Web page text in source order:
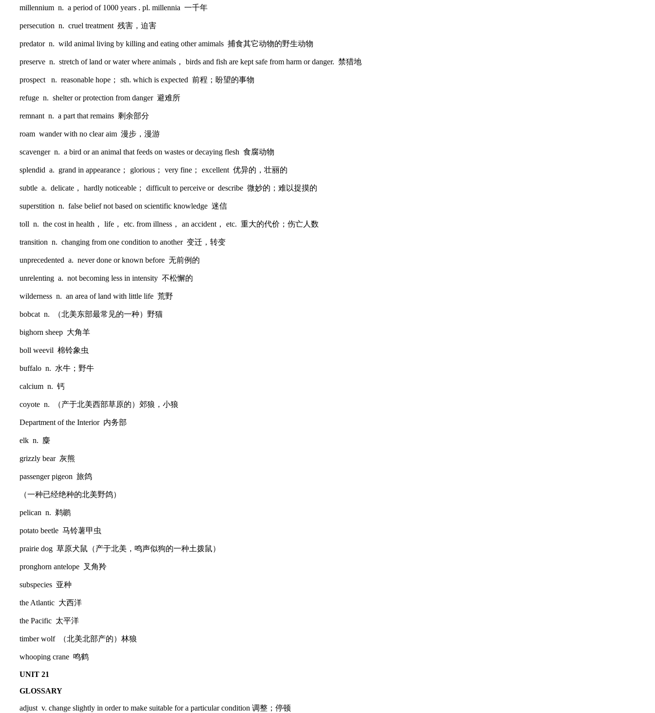
millennium n. a period of 1000 years . pl. millennia 一千年
persecution n. cruel treatment 残害，迫害
predator n. wild animal living by killing and eating other amimals 捕食其它动物的野生动物
preserve n. stretch of land or water where animals， birds and fish are kept safe from harm or danger. 禁猎地
prospect n. reasonable hope； sth. which is expected 前程；盼望的事物
refuge n. shelter or protection from danger 避难所
remnant n. a part that remains 剩余部分
roam wander with no clear aim 漫步，漫游
scavenger n. a bird or an animal that feeds on wastes or decaying flesh 食腐动物
splendid a. grand in appearance； glorious； very fine； excellent 优异的，壮丽的
subtle a. delicate， hardly noticeable； difficult to perceive or describe 微妙的；难以捉摸的
superstition n. false belief not based on scientific knowledge 迷信
toll n. the cost in health， life， etc. from illness， an accident， etc. 重大的代价；伤亡人数
transition n. changing from one condition to another 变迁，转变
unprecedented a. never done or known before 无前例的
unrelenting a. not becoming less in intensity 不松懈的
wilderness n. an area of land with little life 荒野
bobcat n. （北美东部最常见的一种）野猫
bighorn sheep 大角羊
boll weevil 棉铃象虫
buffalo n. 水牛；野牛
calcium n. 钙
coyote n. （产于北美西部草原的）郊狼，小狼
Department of the Interior 内务部
elk n. 麋
grizzly bear 灰熊
passenger pigeon 旅鸽
（一种已经绝种的北美野鸽）
pelican n. 鹈鹕
potato beetle 马铃薯甲虫
prairie dog 草原犬鼠（产于北美，鸣声似狗的一种土拨鼠）
pronghorn antelope 叉角羚
subspecies 亚种
the Atlantic 大西洋
the Pacific 太平洋
timber wolf （北美北部产的）林狼
whooping crane 鸣鹤
UNIT 21
GLOSSARY
adjust v. change slightly in order to make suitable for a particular condition 调整；停顿